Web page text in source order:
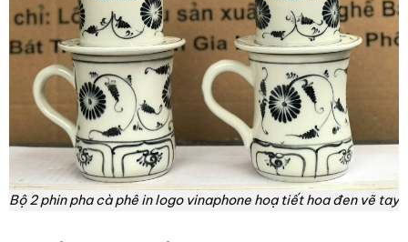
Bộ 2 phin pha cà phê in logo vinaphone hoạ tiết hoa đen vẽ tay